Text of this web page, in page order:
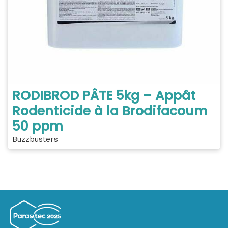
RODIBROD PÂTE 5kg – Appât
Rodenticide à la Brodifacoum
50 ppm
Buzzbusters